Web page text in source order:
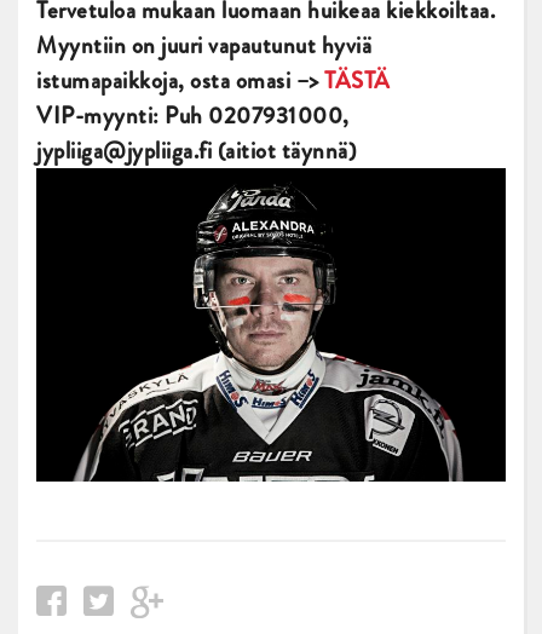
Tervetuloa mukaan luomaan huikeaa kiekkoiltaa.
Myyntiin on juuri vapautunut hyviä
istumapaikkoja, osta omasi –>TÄSTÄ
VIP-myynti: Puh 0207931000,
jypliiga@jypliiga.fi (aitiot täynnä)